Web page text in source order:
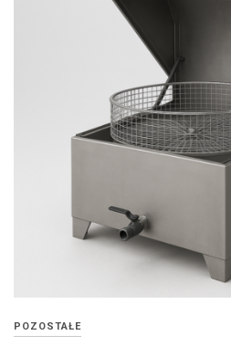
POZOSTAŁE